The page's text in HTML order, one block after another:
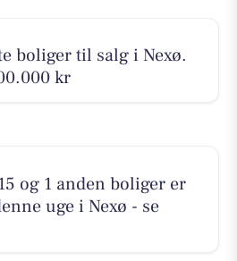
boliger til salg i Nexø.
kr
og 1 anden boliger er
uge i Nexø - se